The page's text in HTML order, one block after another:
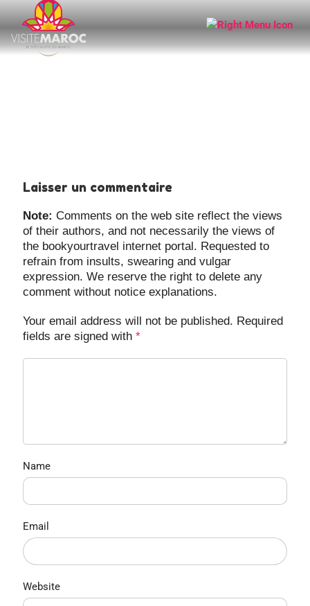
Laisser un commentaire
Note: Comments on the web site reflect the views
of their authors, and not necessarily the views of
the bookyourtravel internet portal. Requested to
refrain from insults, swearing and vulgar
expression. We reserve the right to delete any
comment without notice explanations.
Your email address will not be published. Required
fields are signed with*
Name
Email
Website